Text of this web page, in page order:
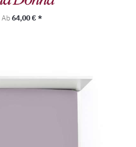
Regulärer Preis:
Ab64,00 € *